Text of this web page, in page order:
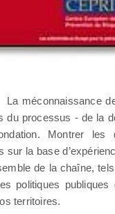
La méconnaissance
du processus - de la
Montrer
sur la base
de la chaîne,
politiques
territoires.